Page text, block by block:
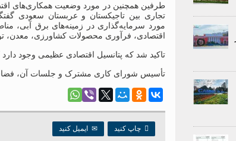
طرفین همچنین در مورد وضعیت همکاری‌های
تجاری بین تاجیکستان و عربستان سعودی
مورد سرمایه‌گذاری در زمینه‌های برق آبی،
اقتصادی، فرآوری محصولات کشاورزی، معدن،
تاکید شد که پتانسیل اقتصادی عظیمی وجود
تأسیس شورای کاری مشترک و جلسات آن، فضای
 چاپ کنید ✉ ایمیل کنید